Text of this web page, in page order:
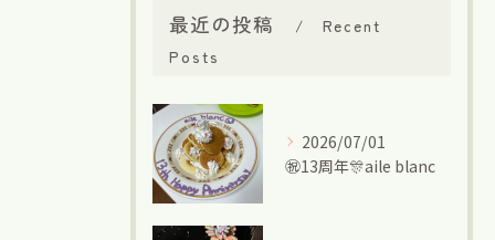
最近の投稿
Recent
Posts
2026/07/01
㊗13周年🎊aile blanc